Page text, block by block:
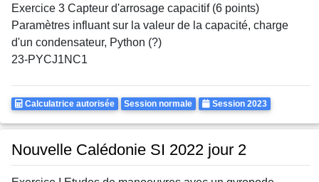
Exercice 3 Capteur d'arrosage capacitif (6 points)
Paramètres influant sur la valeur de la capacité, charge
d'un condensateur, Python (?)
23-PYCJ1NC1
Calculatrice
Calculatrice autorisée Rattrapages
Session normale Annee
Session 2023
Nouvelle Calédonie SI 2022 jour 2